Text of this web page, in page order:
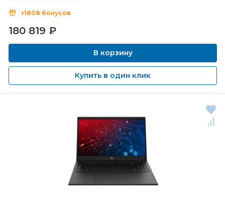
+1808 бонусов
180 819 ₽
В корзину
Купить в один клик